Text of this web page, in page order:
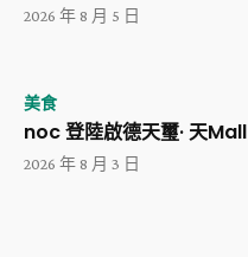
2026 年 8 月 5 日
美食
noc 登陸啟德天璽· 天Mall
2026 年 8 月 3 日